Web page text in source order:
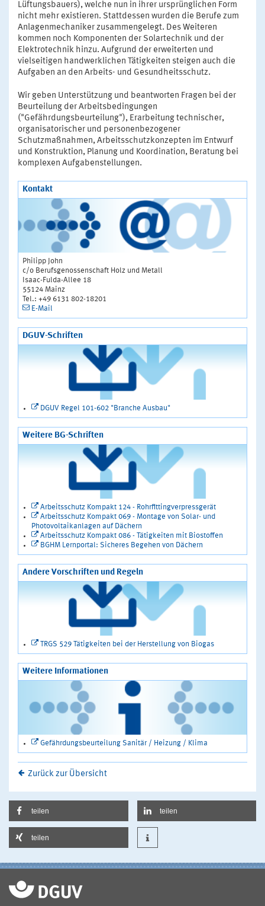
Lüftungsbauers), welche nun in ihrer ursprünglichen Form
nicht mehr existieren. Stattdessen wurden die Berufe zum
Anlagenmechaniker zusammengelegt. Des Weiteren
kommen noch Komponenten der Solartechnik und der
Elektrotechnik hinzu. Aufgrund der erweiterten und
vielseitigen handwerklichen Tätigkeiten steigen auch die
Aufgaben an den Arbeits- und Gesundheitsschutz.
Wir geben Unterstützung und beantworten Fragen bei der
Beurteilung der Arbeitsbedingungen
("Gefährdungsbeurteilung"), Erarbeitung technischer,
organisatorischer und personenbezogener
Schutzmaßnahmen, Arbeitsschutzkonzepten im Entwurf
und Konstruktion, Planung und Koordination, Beratung bei
komplexen Aufgabenstellungen.
Kontakt
Philipp John
c/o Berufsgenossenschaft Holz und Metall
Isaac-Fulda-Allee 18
55124 Mainz
Tel.: +49 6131 802-18201
E-Mail
DGUV-Schriften
DGUV Regel 101-602 "Branche Ausbau"
Weitere BG-Schriften
Arbeitsschutz Kompakt 124 - Rohrfittingverpressgerät
Arbeitsschutz Kompakt 069 - Montage von Solar- und
Photovoltaikanlagen auf Dächern
Arbeitsschutz Kompakt 086 - Tätigkeiten mit Biostoffen
BGHM Lernportal: Sicheres Begehen von Dächern
Andere Vorschriften und Regeln
TRGS 529 Tätigkeiten bei der Herstellung von Biogas
Weitere Informationen
Gefährdungsbeurteilung Sanitär / Heizung / Klima
Zurück zur Übersicht
teilen teilen
teilen